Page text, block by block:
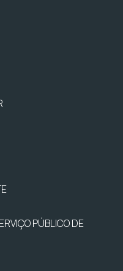
PÚBLICO DE